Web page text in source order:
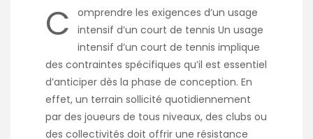
C
omprendre les exigences d’un usage
intensif d’un court de tennis Un usage
intensif d’un court de tennis implique
des contraintes spécifiques qu’il est essentiel
d’anticiper dès la phase de conception. En
effet, un terrain sollicité quotidiennement
par des joueurs de tous niveaux, des clubs ou
des collectivités doit offrir une résistance